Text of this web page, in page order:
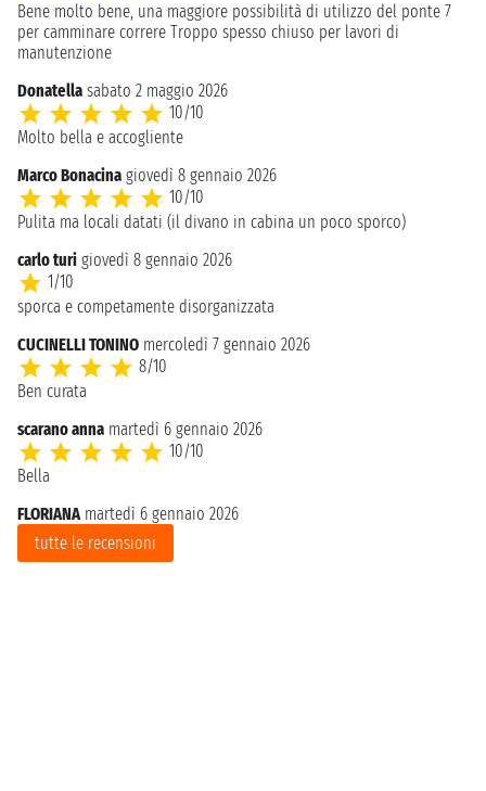
Bene molto bene, una maggiore possibilità di utilizzo del ponte 7
per camminare correre Troppo spesso chiuso per lavori di
manutenzione
Donatella sabato 2 maggio 2026
10/10
Molto bella e accogliente
Marco Bonacina giovedì 8 gennaio 2026
10/10
Pulita ma locali datati (il divano in cabina un poco sporco)
carlo turi giovedì 8 gennaio 2026
1/10
sporca e competamente disorganizzata
CUCINELLI TONINO mercoledì 7 gennaio 2026
8/10
Ben curata
scarano anna martedì 6 gennaio 2026
10/10
Bella
FLORIANA martedì 6 gennaio 2026
tutte le recensioni